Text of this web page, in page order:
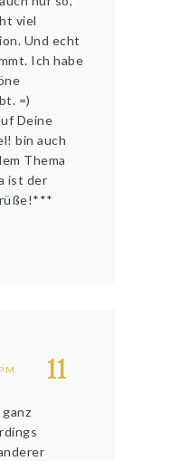
viel
Und echt
Ich habe
=)
Deine
bin auch
Thema
ist der
11